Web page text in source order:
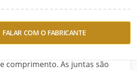
FALAR COM O FABRICANTE
da estrutura do telhado e
metálica em telhas
comprimento. As juntas são